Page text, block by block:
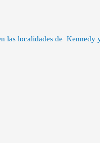
localidades de Kennedy